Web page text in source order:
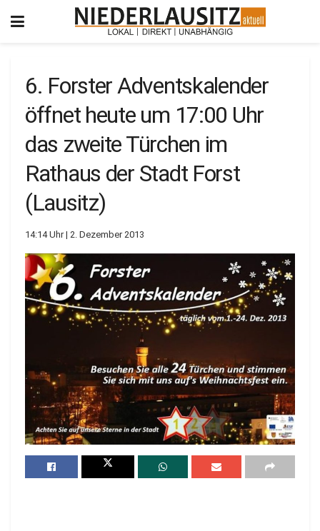
6. Forster Adventskalender
öffnet heute um 17:00 Uhr
das zweite Türchen im
Rathaus der Stadt Forst
(Lausitz)
14:14 Uhr | 2. Dezember 2013